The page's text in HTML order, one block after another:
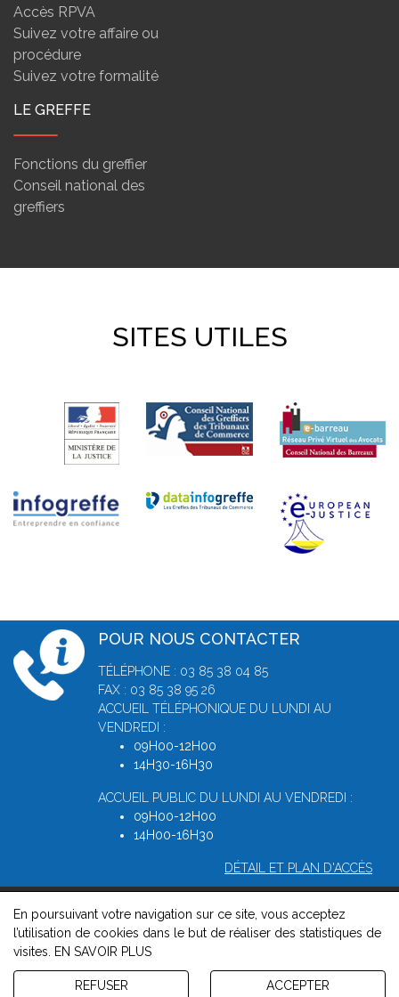
Accès RPVA
Suivez votre affaire ou
procédure
Suivez votre formalité
LE GREFFE
Fonctions du greffier
Conseil national des
greffiers
SITES UTILES
POUR NOUS CONTACTER
TÉLÉPHONE : 03 85 38 04 85
FAX : 03 85 38 95 26
ACCUEIL TÉLÉPHONIQUE DU LUNDI AU
VENDREDI :
09H00-12H00
14H30-16H30
ACCUEIL PUBLIC DU LUNDI AU VENDREDI :
09H00-12H00
14H00-16H30
DÉTAIL ET PLAN D'ACCÈS
© 2026, Greffe du Tribunal de Commerce de Macon -Mentions
légales-Contact -Gestion des cookies -Politique de
confidentialité et de cookies
Version : 1.8.1
En poursuivant votre navigation sur ce site, vous acceptez
l’utilisation de cookies dans le but de réaliser des statistiques de
visites.
EN SAVOIR PLUS
REFUSER ACCEPTER